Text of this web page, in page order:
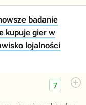
badanie
kupuje gier w
lojalności
7